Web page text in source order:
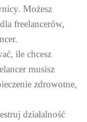
Możesz
freelancerów,
ile chcesz
musisz
zdrowotne,
działalność